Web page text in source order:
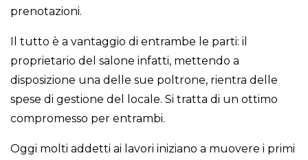
prenotazioni.
Il tutto è a vantaggio di entrambe le parti: il
proprietario del salone infatti, mettendo a
disposizione una delle sue poltrone, rientra delle
spese di gestione del locale. Si tratta di un ottimo
compromesso per entrambi.
Oggi molti addetti ai lavori iniziano a muovere i primi